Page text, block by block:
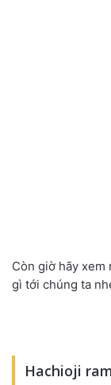
Còn giờ hãy xem
gì tới chúng ta
Hachioji